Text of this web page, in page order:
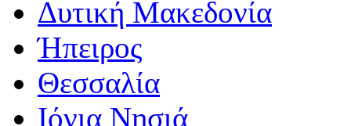
Δυτική Μακεδονία
Ήπειρος
Θεσσαλία
Ιόνια Νησιά